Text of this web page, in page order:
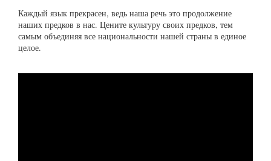
Каждый язык прекрасен, ведь наша речь это продолжение
наших предков в нас. Цените культуру своих предков, тем
самым объединяя все национальности нашей страны в единое
целое.